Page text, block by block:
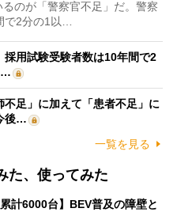
のが「警察官不足」だ。警察
で2分の1以…
採用試験受験者数は10年間で2
…
不足」に加えて「患者不足」に
後…
一覧を見る
た、使ってみた
計6000台】BEV普及の障壁と